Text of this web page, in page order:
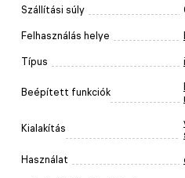
Szállítási súly
Felhasználás helye
Típus
Beépített funkciók
Kialakítás
Használat